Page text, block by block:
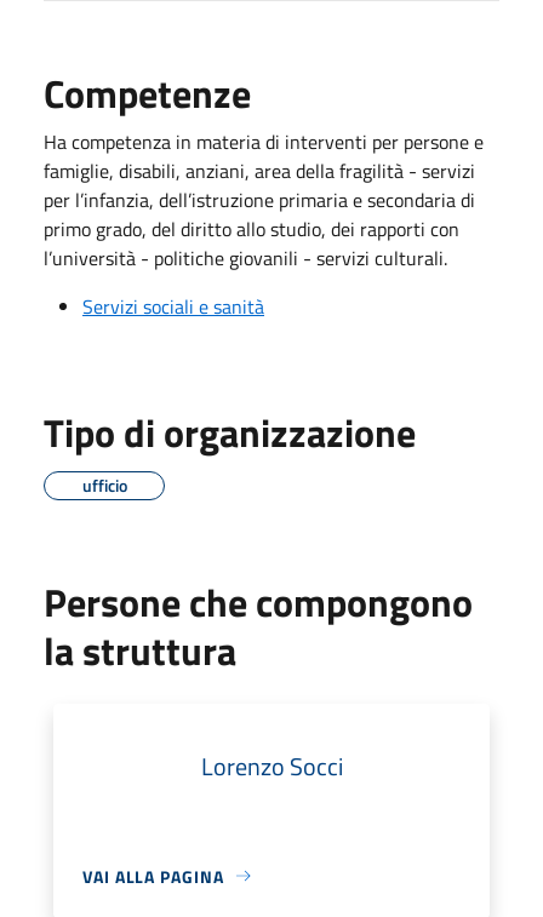
Competenze
Ha competenza in materia di interventi per persone e
famiglie, disabili, anziani, area della fragilità - servizi
per l’infanzia, dell’istruzione primaria e secondaria di
primo grado, del diritto allo studio, dei rapporti con
l’università - politiche giovanili - servizi culturali.
Servizi sociali e sanità
Tipo di organizzazione
ufficio
Persone che compongono
la struttura
Lorenzo Socci
VAI ALLA PAGINA